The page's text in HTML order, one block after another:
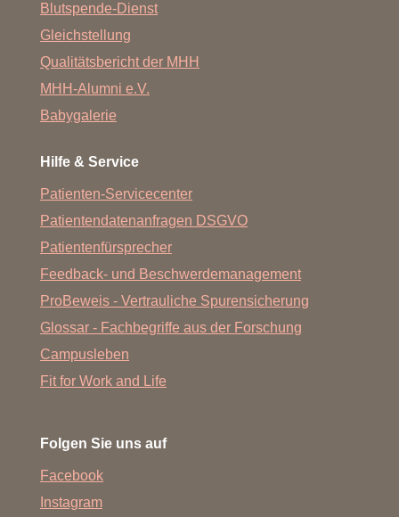
Blutspende-Dienst
Gleichstellung
Qualitätsbericht der MHH
MHH-Alumni e.V.
Babygalerie
Hilfe & Service
Patienten-Servicecenter
Patientendatenanfragen DSGVO
Patientenfürsprecher
Feedback- und Beschwerdemanagement
ProBeweis - Vertrauliche Spurensicherung
Glossar - Fachbegriffe aus der Forschung
Campusleben
Fit for Work and Life
Folgen Sie uns auf
Facebook
Instagram